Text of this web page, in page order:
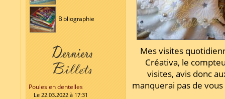
Bibliographie
Poules en dentelles
Le 22.03.2022 à 17:31
Mes visites
Créativa, le
visites, avis donc
manquerai pas de